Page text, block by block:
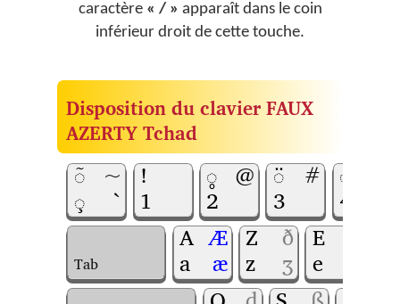
caractère « / » apparaît dans le coin
inférieur droit de cette touche.
Disposition du clavier FAUX
AZERTY Tchad
~
`
◌̃
◌̧
!
1
@
◌̥
2
#
◌̈
3
◌̩
4
Tab
Æ
æ
A
a
ð
ʒ
Z
z
E
e